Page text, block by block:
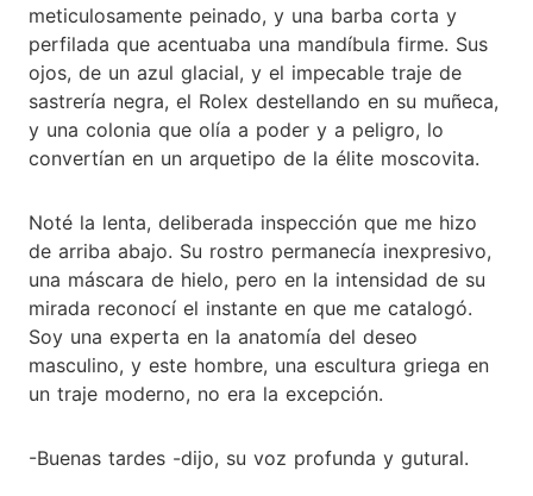
meticulosamente peinado, y una barba corta y
perfilada que acentuaba una mandíbula firme. Sus
ojos, de un azul glacial, y el impecable traje de
sastrería negra, el Rolex destellando en su muñeca,
y una colonia que olía a poder y a peligro, lo
convertían en un arquetipo de la élite moscovita.
Noté la lenta, deliberada inspección que me hizo
de arriba abajo. Su rostro permanecía inexpresivo,
una máscara de hielo, pero en la intensidad de su
mirada reconocí el instante en que me catalogó.
Soy una experta en la anatomía del deseo
masculino, y este hombre, una escultura griega en
un traje moderno, no era la excepción.
-Buenas tardes -dijo, su voz profunda y gutural.